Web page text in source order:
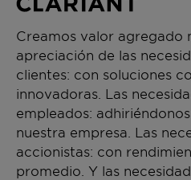
Creamos valor agregado
apreciación de las
clientes: con soluciones
innovadoras. Las
empleados:
nuestra empresa. Las
accionistas: con
promedio. Y las